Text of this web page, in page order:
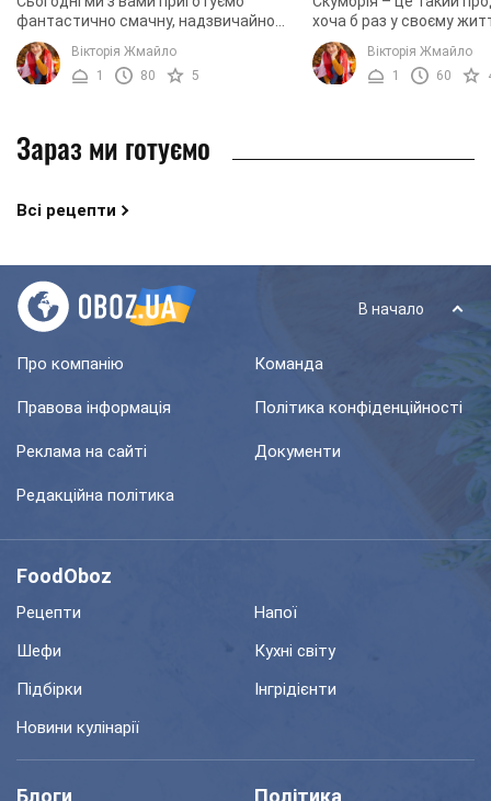
фантастично смачну, надзвичайно
красиву та невимовно ароматну
запечену рибу з овочами. В основі
страви в нас буде ...
Вікторія Жмайло
1
80 5
хоча б раз у своєму
використовувала під
приготування
господиня. Страви з
Вікторія Жмайло
1
60
Зараз ми готуємо
Всі рецепти
В начало
Про компанію Команда
Правова інформація Політика конфіденційності
Реклама на сайті Документи
Редакційна політика
FoodOboz
Рецепти
Напої
Шефи
Кухні світу
Підбірки
Інгрідієнти
Новини кулінарії
Блоги Політика